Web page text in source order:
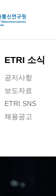
ETRI 소식
공지사항
보도자료
ETRI SNS
채용공고